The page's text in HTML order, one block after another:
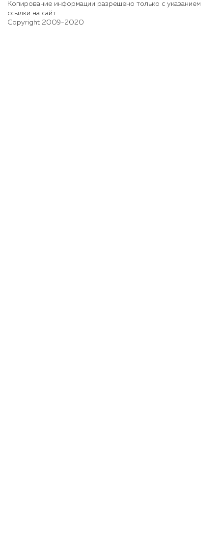
Копирование информации разрешено только с указанием
ссылки на сайт
Copyright 2009-2020